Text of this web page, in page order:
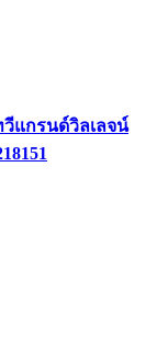
แกรนด์วิลเลจน์